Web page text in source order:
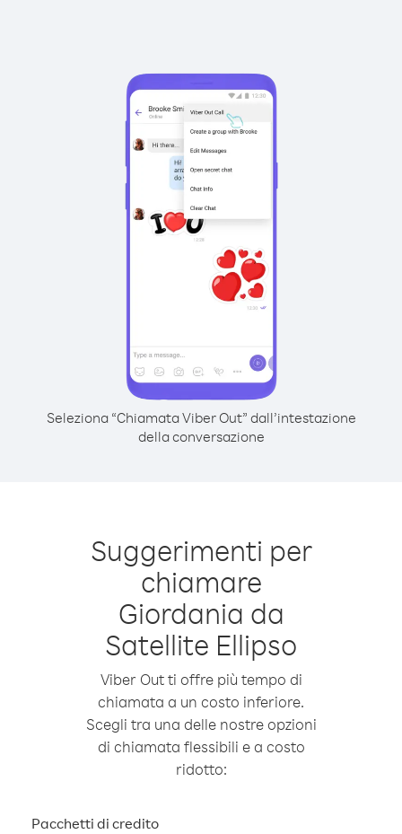
Seleziona “Chiamata Viber Out” dall’intestazione
della conversazione
Suggerimenti per
chiamare
Giordania da
Satellite Ellipso
Viber Out ti offre più tempo di
chiamata a un costo inferiore.
Scegli tra una delle nostre opzioni
di chiamata flessibili e a costo
ridotto:
Pacchetti di credito